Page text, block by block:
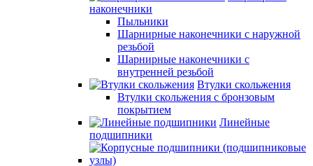
наконечники
Пыльники
Шарнирные наконечники с наружной
резьбой
Шарнирные наконечники с
внутренней резьбой
Втулки скольжения
Втулки скольжения с бронзовым
покрытием
Линейные
подшипники